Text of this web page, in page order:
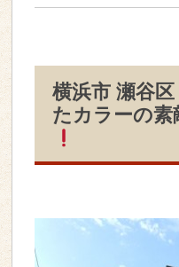
横浜市 瀬谷
たカラーの